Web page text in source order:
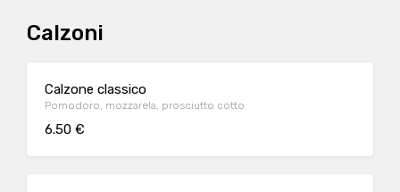
Calzoni
Calzone classico
Pomodoro, mozzarela, prosciutto cotto
6.50 €